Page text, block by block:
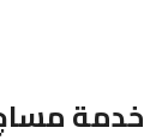
خدمة